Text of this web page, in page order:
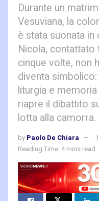
Durante un
Vesuviana, la
è stata suonata
Nicola,
cinque volte, non
diventa
liturgia e
riapre il dibattito
lotta alla camorra.
by Paolo De Chiara
Reading Time: 4 mins read